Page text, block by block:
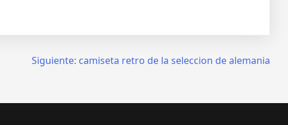
Siguiente: camiseta retro de la seleccion de alemania